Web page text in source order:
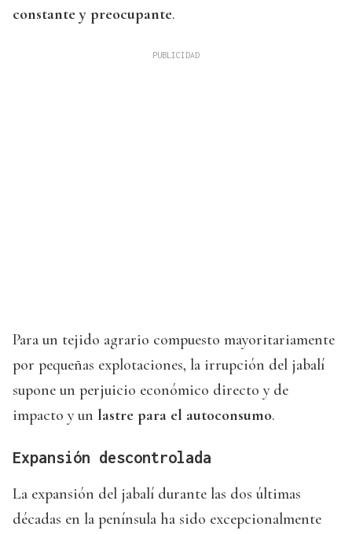
constante y preocupante.
Para un tejido agrario compuesto mayoritariamente
por pequeñas explotaciones, la irrupción del jabalí
supone un perjuicio económico directo y de
impacto y un lastre para el autoconsumo.
Expansión descontrolada
La expansión del jabalí durante las dos últimas
décadas en la península ha sido excepcionalmente